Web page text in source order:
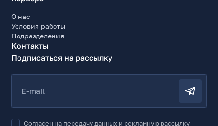
О нас
Условия работы
Подразделения
Контакты
Подписаться на рассылку
E-mail
Согласен на передачу данных и рекламную рассылку